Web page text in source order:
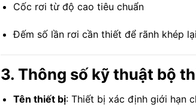
Cốc rơi từ độ cao tiêu chuẩn
Đếm số lần rơi cần thiết để rãnh khép lại
3. Thông số kỹ thuật bộ
Tên thiết bị: Thiết bị xác định giới hạn